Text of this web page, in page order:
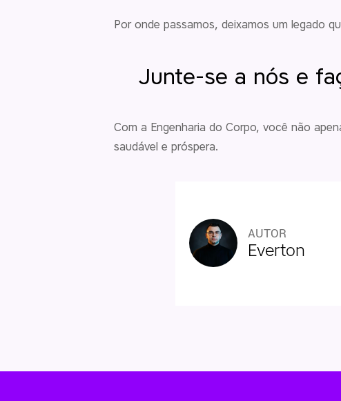
Por onde passamos, deixamos um legado
Junte-se a nós e
Com a Engenharia do Corpo, você não
saudável e próspera.
AUTOR
Everton